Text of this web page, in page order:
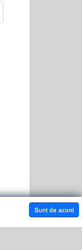
Sunt de acord